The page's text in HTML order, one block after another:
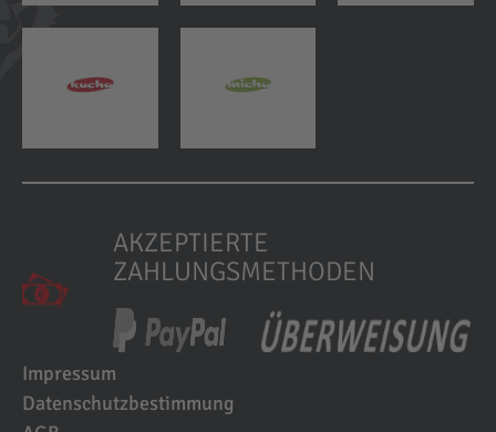
AKZEPTIERTE
ZAHLUNGSMETHODEN
Impressum
Datenschutzbestimmung